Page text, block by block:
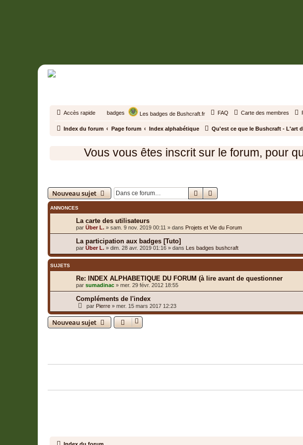
Accès rapide badges Les badges de Bushcraft.fr FAQ Carte des membres
Index du forum Page forum Index alphabétique Qu'est ce que le Bushcraft - L'art
Vous vous êtes inscrit sur le forum, pour que
Nouveau sujet RechercherRecherche avancée
ANNONCES
La carte des utilisateurs
par Über L. » sam. 9 nov. 2019 00:11 » dans Projets et Vie du Forum
La participation aux badges [Tuto]
par Über L. » dim. 28 avr. 2019 01:16 » dans Les badges bushcraft
SUJETS
Re: INDEX ALPHABETIQUE DU FORUM (à lire avant de questionner
par sumadinac » mer. 29 févr. 2012 18:55
Compléments de l'index
par Pierre » mer. 15 mars 2017 12:23
Nouveau sujet